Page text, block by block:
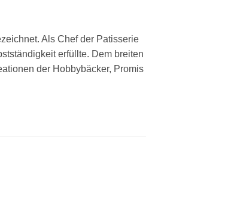
Als Chef der Patisserie
erfüllte. Dem breiten
der Hobbybäcker, Promis